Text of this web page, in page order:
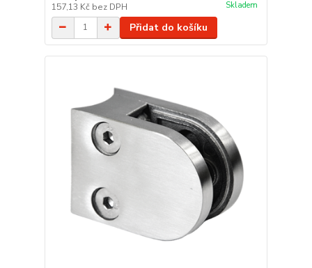
157,13 Kč bez DPH Skladem
Přidat do košíku